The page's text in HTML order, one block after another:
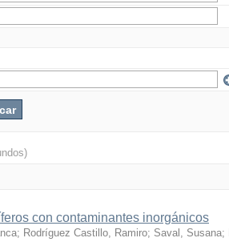
con contaminantes inorgánicos
; Rodríguez Castillo, Ramiro; Saval, Susana;